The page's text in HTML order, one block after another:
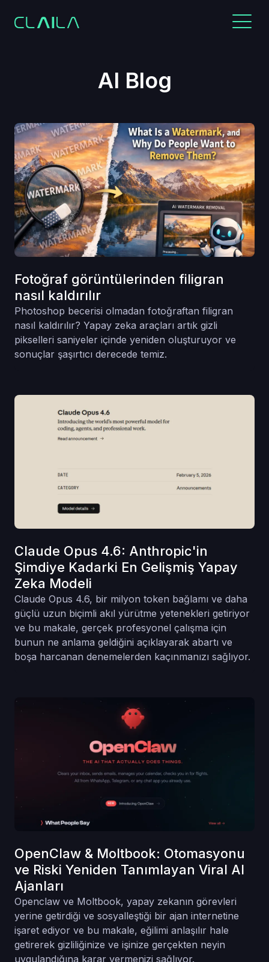
AI Blog
Fotoğraf görüntülerinden filigran
nasıl kaldırılır
Photoshop becerisi olmadan fotoğraftan filigran
nasıl kaldırılır? Yapay zeka araçları artık gizli
pikselleri saniyeler içinde yeniden oluşturuyor ve
sonuçlar şaşırtıcı derecede temiz.
Claude Opus 4.6: Anthropic'in
Şimdiye Kadarki En Gelişmiş Yapay
Zeka Modeli
Claude Opus 4.6, bir milyon token bağlamı ve daha
güçlü uzun biçimli akıl yürütme yetenekleri getiriyor
ve bu makale, gerçek profesyonel çalışma için
bunun ne anlama geldiğini açıklayarak abartı ve
boşa harcanan denemelerden kaçınmanızı sağlıyor.
OpenClaw & Moltbook: Otomasyonu
ve Riski Yeniden Tanımlayan Viral AI
Ajanları
Openclaw ve Moltbook, yapay zekanın görevleri
yerine getirdiği ve sosyalleştiği bir ajan internetine
işaret ediyor ve bu makale, eğilimi anlaşılır hale
getirerek gizliliğinize ve işinize gerçekten neyin
uygulandığına karar vermenizi sağlıyor.